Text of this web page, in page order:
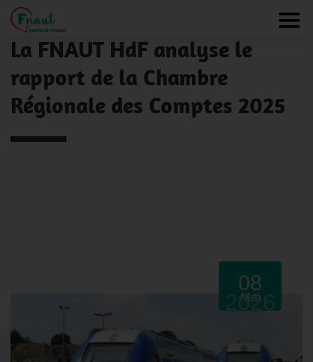
Panneau de gestion des cookies
NOS ACTUALITÉS
La FNAUT HdF analyse le
rapport de la Chambre
Régionale des Comptes 2025
08
Mai
2026